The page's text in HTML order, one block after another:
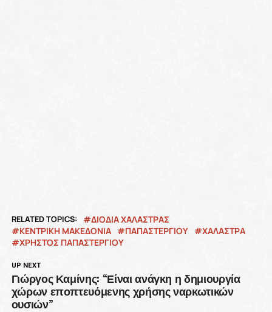
RELATED TOPICS:
ΔΙΌΔΙΑ ΧΑΛΆΣΤΡΑΣ
ΚΕΝΤΡΙΚΉ ΜΑΚΕΔΟΝΊΑ
ΠΑΠΑΣΤΕΡΓΙΟΥ
ΧΑΛΆΣΤΡΑ
ΧΡΗΣΤΟΣ ΠΑΠΑΣΤΕΡΓΙΟΥ
UP NEXT
Γιώργος Καμίνης: “Είναι ανάγκη η δημιουργία
χώρων εποπτευόμενης χρήσης ναρκωτικών
ουσιών”